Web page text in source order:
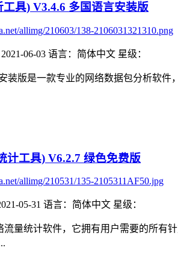
具) V3.4.6 多国语言安装版
06-03 语言：简体中文 星级：
版是一款专业的网络数据包分析软件，
计工具) V6.2.7 绿色免费版
05-31 语言：简体中文 星级：
统计软件，它拥有用户需要的所有针